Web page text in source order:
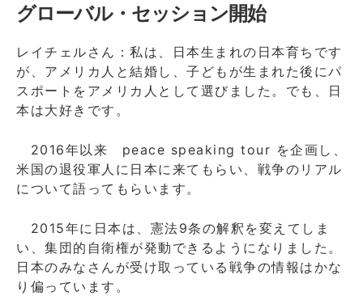
グローバル・セッション開始
レイチェルさん：私は、日本生まれの日本育ちです
が、アメリカ人と結婚し、子どもが生まれた後にパ
スポートをアメリカ人として選びました。でも、日
本は大好きです。
2016年以来 peace speaking tour を企画し、
米国の退役軍人に日本に来てもらい、戦争のリアル
について語ってもらいます。
2015年に日本は、憲法9条の解釈を変えてしま
い、集団的自衛権が発動できるようになりました。
日本のみなさんが受け取っている戦争の情報はかな
り偏っています。